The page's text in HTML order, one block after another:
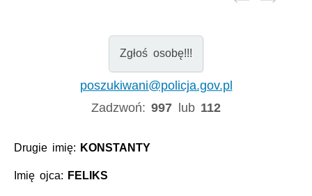
Zgłoś osobę!!!
poszukiwani@policja.gov.pl
Zadzwoń:997 lub 112
Drugie imię: KONSTANTY
Imię ojca: FELIKS